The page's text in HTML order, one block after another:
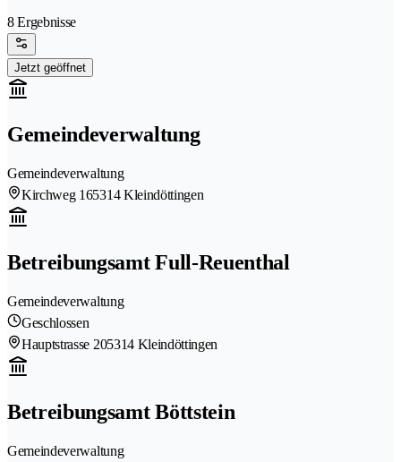
8 Ergebnisse
Jetzt geöffnet
Gemeindeverwaltung
Gemeindeverwaltung
Kirchweg 165314 Kleindöttingen
Betreibungsamt Full-Reuenthal
Gemeindeverwaltung
Geschlossen
Hauptstrasse 205314 Kleindöttingen
Betreibungsamt Böttstein
Gemeindeverwaltung